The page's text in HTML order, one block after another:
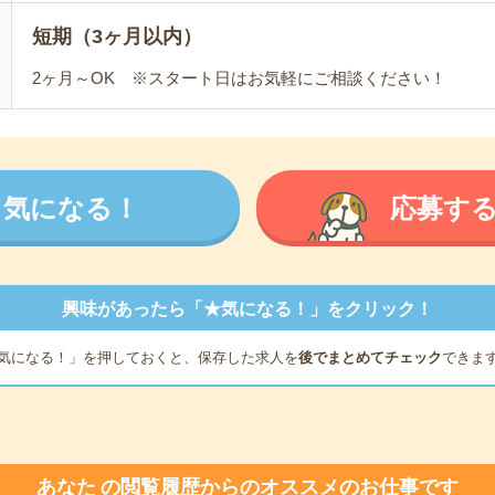
短期（3ヶ月以内）
2ヶ月～OK ※スタート日はお気軽にご相談ください！
気になる！ 応募す
興味があったら「★気になる！」をクリック！
になる！」を押しておくと、保存した求人を後でまとめてチェックできま
あなた の閲覧履歴からのオススメのお仕事です